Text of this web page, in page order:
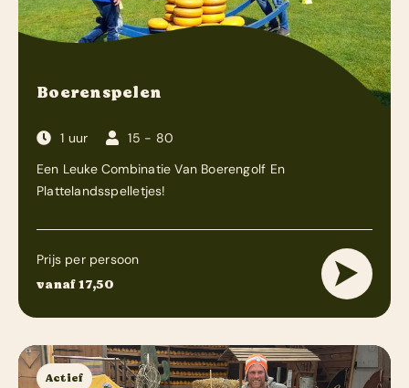
Boerenspelen
1 uur
15 - 80
Een Leuke Combinatie Van Boerengolf En
Plattelandsspelletjes!
Prijs per persoon
vanaf 17,50
Actief